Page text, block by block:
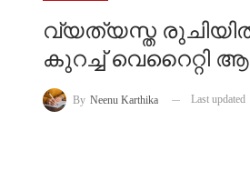
വ്യത്യസ്ത
കുറച്ച് വെറൈറ്റി
By Neenu Karthika Last updated